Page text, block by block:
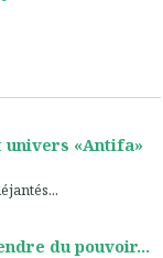
univers «Antifa»
du pouvoir...